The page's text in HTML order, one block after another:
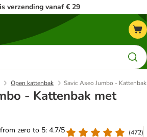
verzending vanaf € 29
Open kattenbak Savic Aseo Jumbo -
- Kattenbak met
zero to 5: 4.7/5
(472)